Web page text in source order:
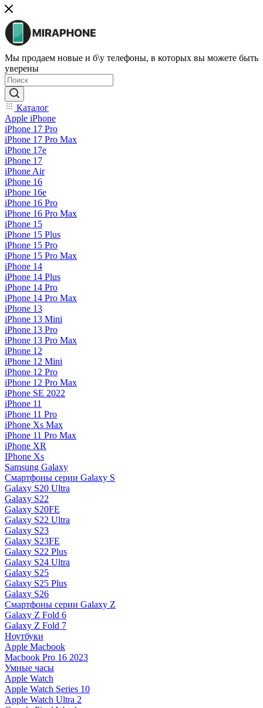
Мы продаем новые и б\у телефоны, в которых вы можете быть
уверены
Каталог
Apple iPhone
iPhone 17 Pro
iPhone 17 Pro Max
iPhone 17e
iPhone 17
iPhone Air
iPhone 16
iPhone 16e
iPhone 16 Pro
iPhone 16 Pro Max
iPhone 15
iPhone 15 Plus
iPhone 15 Pro
iPhone 15 Pro Max
iPhone 14
iPhone 14 Plus
iPhone 14 Pro
iPhone 14 Pro Max
iPhone 13
iPhone 13 Mini
iPhone 13 Pro
iPhone 13 Pro Max
iPhone 12
iPhone 12 Mini
iPhone 12 Pro
iPhone 12 Pro Max
iPhone SE 2022
iPhone 11
iPhone 11 Pro
iPhone Xs Max
iPhone 11 Pro Max
iPhone XR
IPhone Xs
Samsung Galaxy
Смартфоны серии Galaxy S
Galaxy S20 Ultra
Galaxy S22
Galaxy S20FE
Galaxy S22 Ultra
Galaxy S23
Galaxy S23FE
Galaxy S22 Plus
Galaxy S24 Ultra
Galaxy S25
Galaxy S25 Plus
Galaxy S26
Смартфоны серии Galaxy Z
Galaxy Z Fold 6
Galaxy Z Fold 7
Ноутбуки
Apple Macbook
Macbook Pro 16 2023
Умные часы
Apple Watch
Apple Watch Series 10
Apple Watch Ultra 2